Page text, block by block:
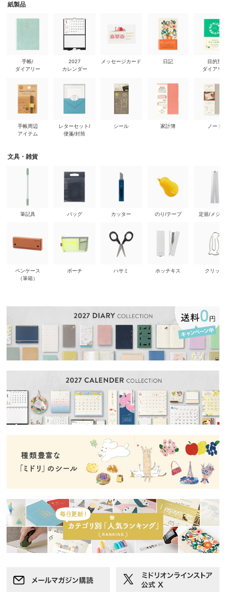
紙製品
手帳/
ダイアリー
手帳周辺
アイテム
2027
カレンダー
レターセット/
便箋/封筒
メッセージカード
シール
日記
家計簿
目的別
ダイアリ
ノート
文具・雑貨
筆記具
ペンケース
（筆箱）
バッグ
ポーチ
カッター
ハサミ
のり/テープ
ホッチキス
定規/メジ
クリップ